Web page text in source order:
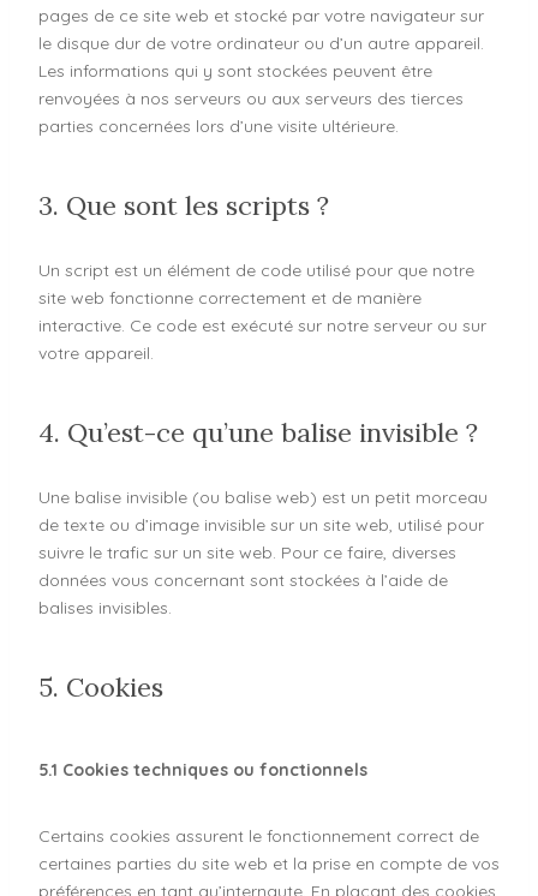
pages de ce site web et stocké par votre navigateur sur
le disque dur de votre ordinateur ou d’un autre appareil.
Les informations qui y sont stockées peuvent être
renvoyées à nos serveurs ou aux serveurs des tierces
parties concernées lors d’une visite ultérieure.
3. Que sont les scripts ?
Un script est un élément de code utilisé pour que notre
site web fonctionne correctement et de manière
interactive. Ce code est exécuté sur notre serveur ou sur
votre appareil.
4. Qu’est-ce qu’une balise invisible ?
Une balise invisible (ou balise web) est un petit morceau
de texte ou d’image invisible sur un site web, utilisé pour
suivre le trafic sur un site web. Pour ce faire, diverses
données vous concernant sont stockées à l’aide de
balises invisibles.
5. Cookies
5.1 Cookies techniques ou fonctionnels
Certains cookies assurent le fonctionnement correct de
certaines parties du site web et la prise en compte de vos
préférences en tant qu’internaute. En plaçant des cookies